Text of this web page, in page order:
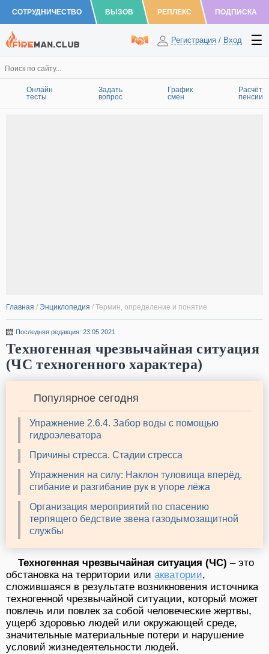
СОТРУДНИЧЕСТВО ВЫЗОВ РЕПЛЕКС ПОДПИСКА
Регистрация / Вход
Онлайн
тесты
Задать
вопрос
График
смен
Расчёт
пенсии
Главная / Энциклопедия / Термин, определение и понятие
Последняя редакция: 23.05.2021
Техногенная чрезвычайная ситуация
(ЧС техногенного характера)
Популярное сегодня
Упражнение 2.6.4. Забор воды с помощью
гидроэлеватора
Причины стресса. Стадии стресса
Упражнения на силу: Наклон туловища вперёд,
сгибание и разгибание рук в упоре лёжа
Организация мероприятий по спасению
терпящего бедствие звена газодымозащитной
службы
Техногенная чрезвычайная ситуация (ЧС) – это
обстановка на территории или акватории,
сложившаяся в результате возникновения источника
техногенной чрезвычайной ситуации, который может
повлечь или повлек за собой человеческие жертвы,
ущерб здоровью людей или окружающей среде,
значительные материальные потери и нарушение
условий жизнедеятельности людей.